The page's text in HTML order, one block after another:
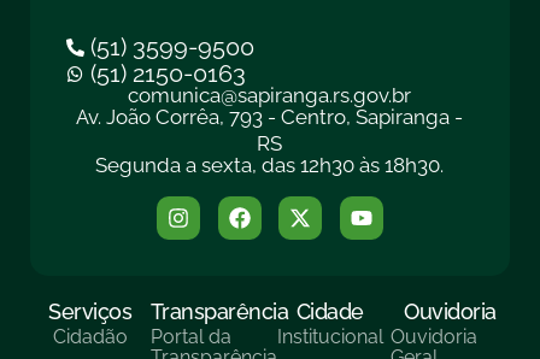
(51) 3599-9500
(51) 2150-0163
comunica@sapiranga.rs.gov.br
Av. João Corrêa, 793 - Centro, Sapiranga -
RS
Segunda a sexta, das 12h30 às 18h30.
Serviços
Cidadão
Transparência
Portal da
Cidade
Institucional
Ouvidoria
Ouvidoria